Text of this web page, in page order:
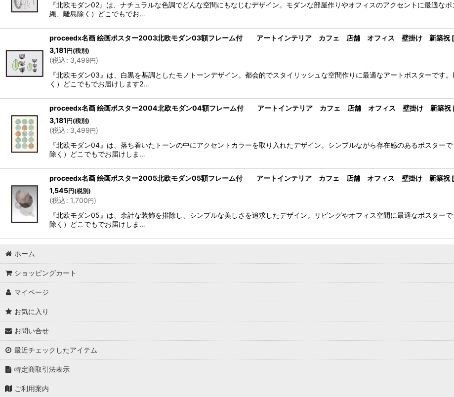
『北欧モダン02』は、ナチュラルな色調でどんな空間にもなじむデザイン。モダンな部屋作りやオフィスのアクセントに最適
縄、離島除く）どこでもでお…
proceedx名画 絵画ポスター2003北欧モダン03額フレーム付 アートインテリア カフェ 店舗 オフィス 壁掛け 新築祝 [
3,181円(税別)
(税込: 3,499円)
『北欧モダン03』は、白黒を基調としたモノトーンデザイン。都会的でスタイリッシュな空間作りに最適なアートポスターで
く）どこでもでお届けします2…
proceedx名画 絵画ポスター2004北欧モダン04額フレーム付 アートインテリア カフェ 店舗 オフィス 壁掛け 新築祝
3,181円(税別)
(税込: 3,499円)
『北欧モダン04』は、落ち着いたトーンの中にアクセントカラーを取り入れたデザイン。シンプルながら存在感のあるポスタ
除く）どこでもでお届けしま…
proceedx名画 絵画ポスター2005北欧モダン05額フレーム付 アートインテリア カフェ 店舗 オフィス 壁掛け 新築祝 [
1,545円(税別)
(税込: 1,700円)
『北欧モダン05』は、余計な装飾を排除し、シンプルな美しさを追求したデザイン。リビングやオフィス空間に最適なポスタ
除く）どこでもでお届けしま…
ホーム
ショッピングカート
マイページ
お気に入り
お問い合せ
最近チェックしたアイテム
特定商取引法表示
ご利用案内